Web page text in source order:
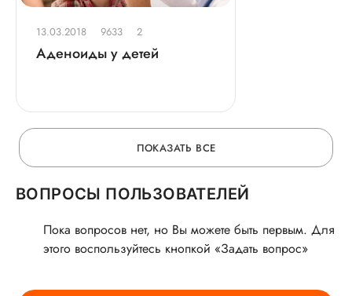
13.03.2018 9633 2
Аденоиды у детей
ПОКАЗАТЬ ВСЕ
ВОПРОСЫ ПОЛЬЗОВАТЕЛЕЙ
Пока вопросов нет, но Вы можете быть первым. Для
этого воспользуйтесь кнопкой «Задать вопрос»